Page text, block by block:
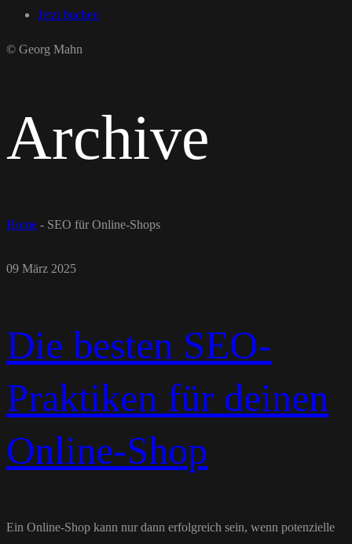
Jetzt buchen
© Georg Mahn
Archive
Home - SEO für Online-Shops
09 März 2025
Die besten SEO-
Praktiken für deinen
Online-Shop
Ein Online-Shop kann nur dann erfolgreich sein, wenn potenzielle